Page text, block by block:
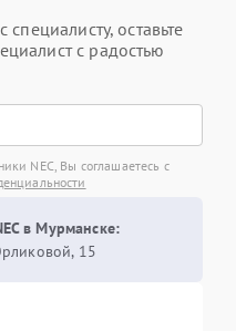
специалисту, оставьте
с радостью
NEC, Вы соглашаетесь с
в Мурманске:
15